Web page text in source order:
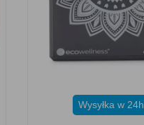
Wysyłka w 24h